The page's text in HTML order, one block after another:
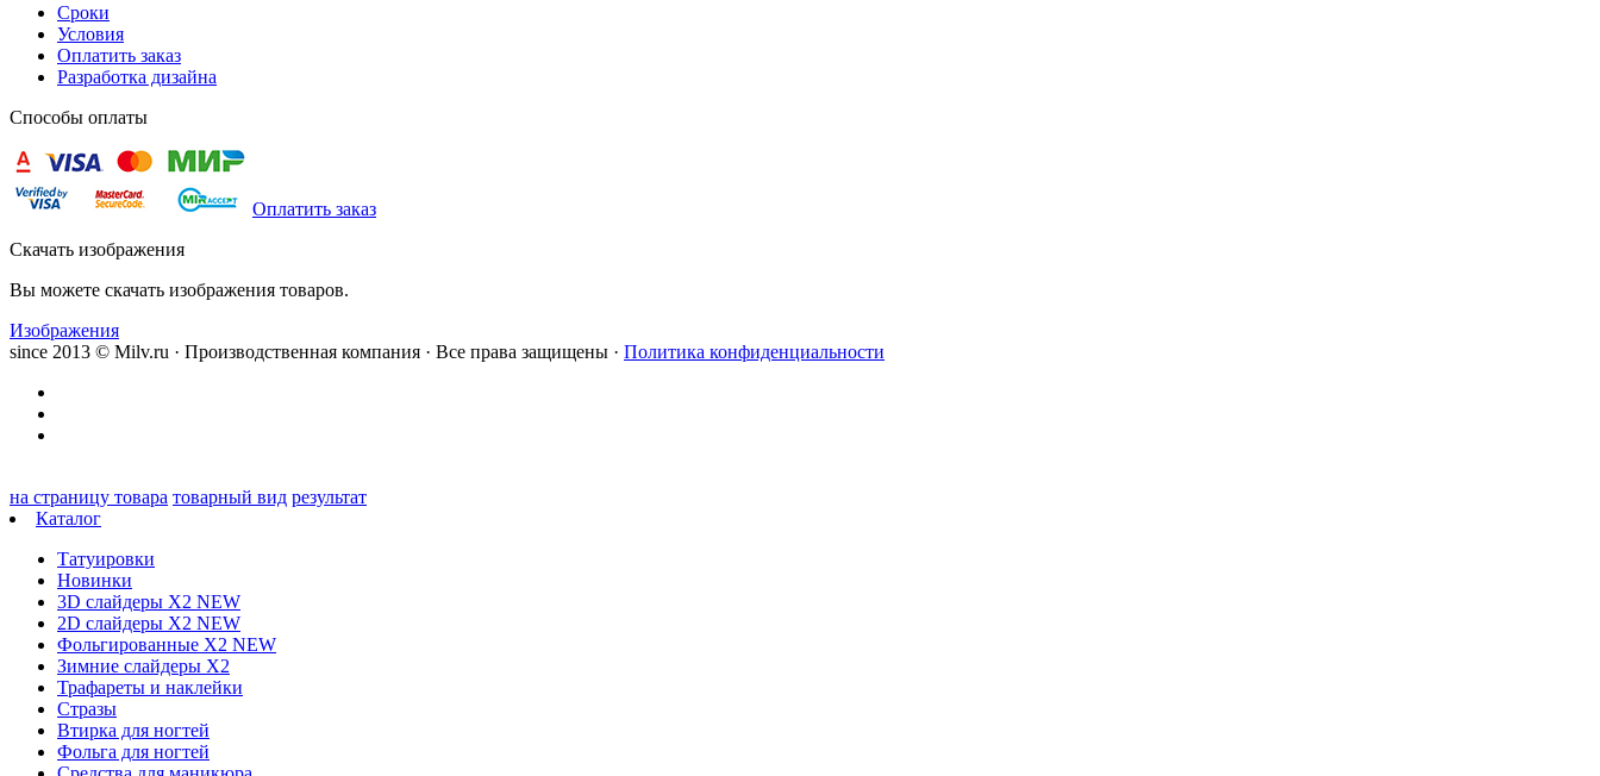
Сроки
Условия
Оплатить заказ
Разработка дизайна
Способы оплаты
Оплатить заказ
Скачать изображения
Вы можете скачать изображения товаров.
Изображения
since 2013 © Milv.ru · Производственная компания · Все права защищены · Политика конфиденциальности
на страницу товара товарный вид результат
Каталог
Татуировки
Новинки
3D слайдеры X2 NEW
2D слайдеры X2 NEW
Фольгированные X2 NEW
Зимние слайдеры Х2
Трафареты и наклейки
Стразы
Втирка для ногтей
Фольга для ногтей